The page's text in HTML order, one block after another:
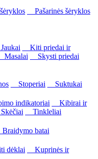
Pašarinės šėryklos
Kiti priedai ir
Masalai
Skysti priedai
Stoperiai
Suktukai
indikatoriai
Kibirai ir
Tinkleliai
batai
dėklai
Kuprinės ir